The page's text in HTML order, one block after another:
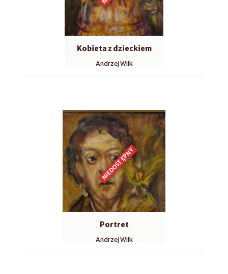
Kobieta z dzieckiem
Andrzej Wilk
Portret
Andrzej Wilk
NIEDOSTĘPNY